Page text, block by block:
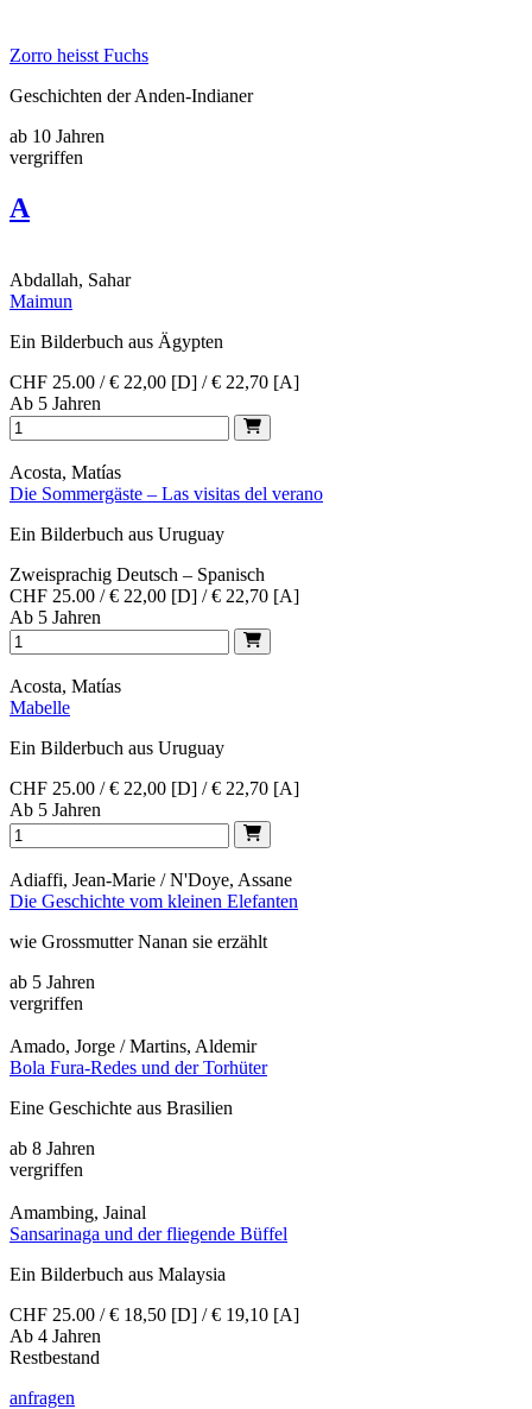
Zorro heisst Fuchs
Geschichten der Anden-Indianer
ab 10 Jahren
vergriffen
A
Abdallah, Sahar
Maimun
Ein Bilderbuch aus Ägypten
CHF 25.00 / € 22,00 [D] / € 22,70 [A]
Ab 5 Jahren
Acosta, Matías
Die Sommergäste – Las visitas del verano
Ein Bilderbuch aus Uruguay
Zweisprachig Deutsch – Spanisch
CHF 25.00 / € 22,00 [D] / € 22,70 [A]
Ab 5 Jahren
Acosta, Matías
Mabelle
Ein Bilderbuch aus Uruguay
CHF 25.00 / € 22,00 [D] / € 22,70 [A]
Ab 5 Jahren
Adiaffi, Jean-Marie / N'Doye, Assane
Die Geschichte vom kleinen Elefanten
wie Grossmutter Nanan sie erzählt
ab 5 Jahren
vergriffen
Amado, Jorge / Martins, Aldemir
Bola Fura-Redes und der Torhüter
Eine Geschichte aus Brasilien
ab 8 Jahren
vergriffen
Amambing, Jainal
Sansarinaga und der fliegende Büffel
Ein Bilderbuch aus Malaysia
CHF 25.00 / € 18,50 [D] / € 19,10 [A]
Ab 4 Jahren
Restbestand
anfragen